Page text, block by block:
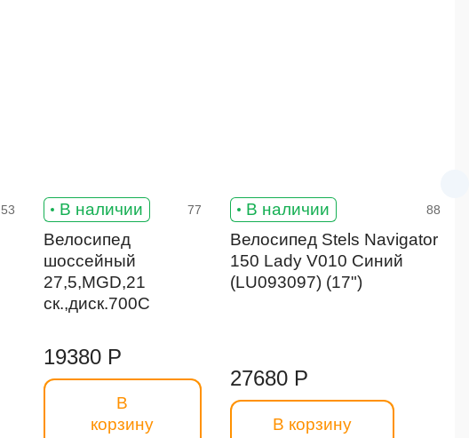
53 В наличии 77
Велосипед
шоссейный
27,5,MGD,21
ск.,диск.700С
19380 Р
В
корзину
В наличии 88
Велосипед Stels Navigator
150 Lady V010 Синий
(LU093097) (17")
27680 Р
В корзину